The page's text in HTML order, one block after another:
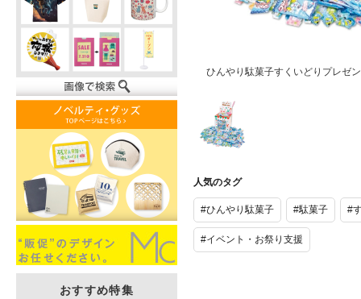
ひんやり駄菓子すくいどりプレゼ
子すくいどり
(200名様用)
人気のタグ
#ひんやり駄菓子 #駄菓子 #
#イベント・お祭り支援
おすすめ特集